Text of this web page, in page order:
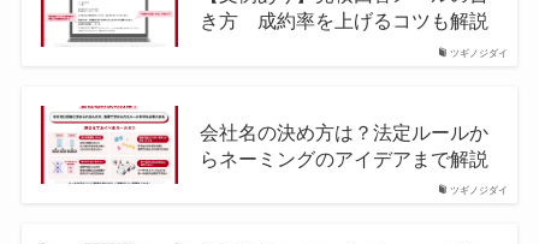
ツギノジダイ
き方 成約率を上げるコツも解説
ツギノジダイ
会社名の決め方は？法定ルールか
らネーミングのアイデアまで解説